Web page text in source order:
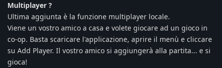
Multiplayer ?
Ultima aggiunta è la funzione multiplayer locale.
Viene un vostro amico a casa e volete giocare ad un gioco in
co-op. Basta scaricare l'applicazione, aprire il menù e cliccare
su Add Player. Il vostro amico si aggiungerà alla partita... e si
gioca!